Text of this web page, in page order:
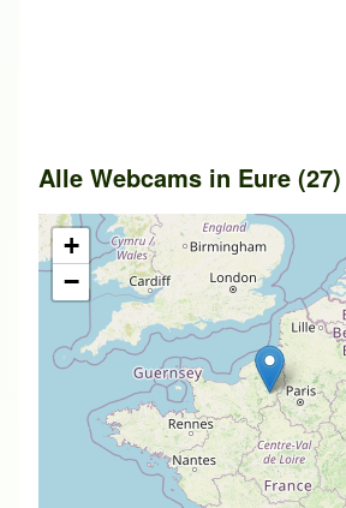
Alle Webcams in Eure (27)
+
−